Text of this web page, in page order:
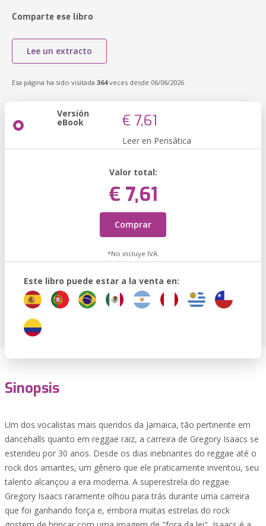
Comparte ese libro
Lee un extracto
Esa página ha sido visitada 364veces desde 06/06/2026
Versión
eBook € 7,61
Leer en Pensática
Valor total:
€ 7,61
Comprar
*No incluye IVA.
Este libro puede estar a la venta en:
Sinopsis
Um dos vocalistas mais queridos da Jamaica, tão pertinente em
dancehalls quanto em reggae raiz, a carreira de Gregory Isaacs se
estendeu por 30 anos. Desde os dias inebriantes do reggae até o
rock dos amantes, um gênero que ele praticamente inventou, seu
talento alcançou a era moderna. A superestrela do reggae
Gregory Isaacs raramente olhou para trás durante uma carreira
que foi ganhando força e, embora muitas estrelas do rock